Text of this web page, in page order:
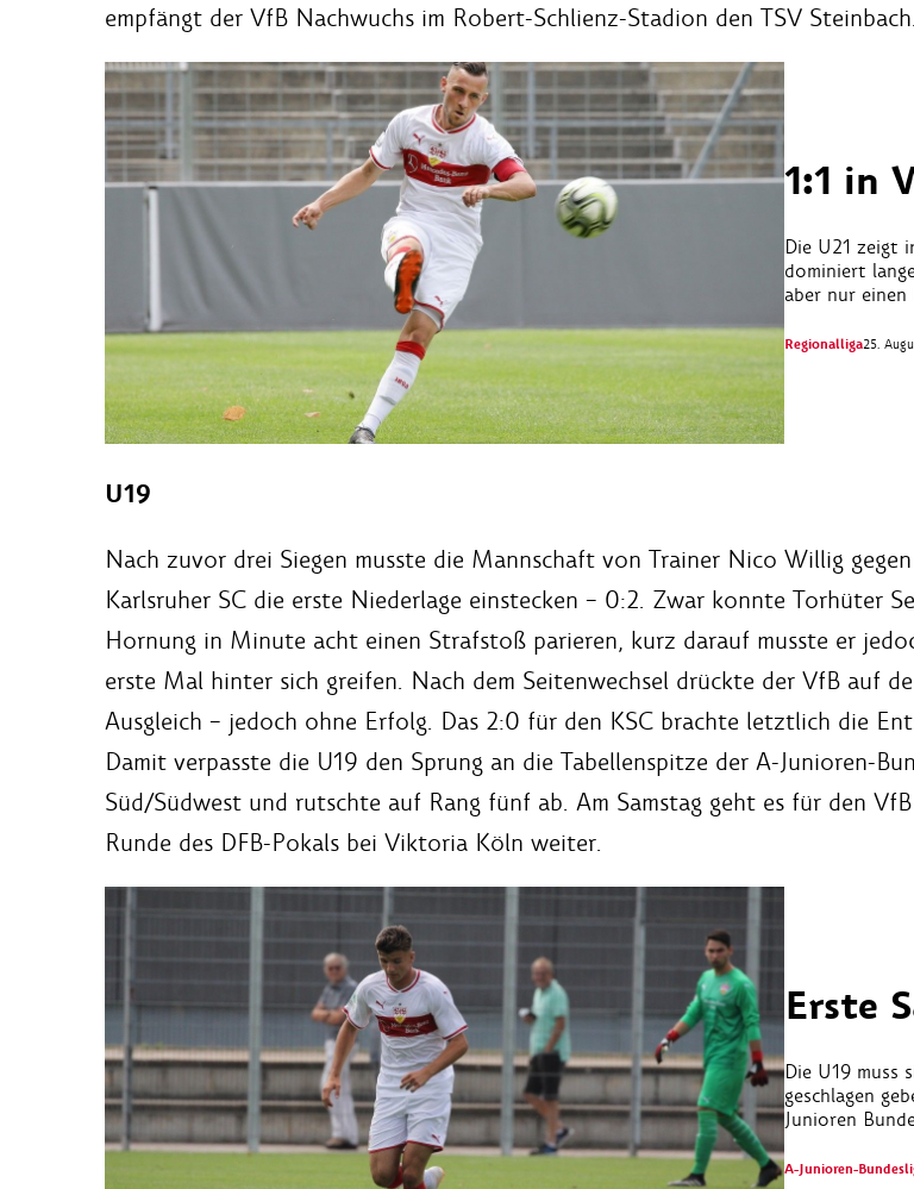
empfängt der VfB Nachwuchs im Robert-Schlienz-Stadion den TSV Steinbach.
1:1 in
Die U21 zeigt
dominiert
aber nur
Regionalliga25.
U19
Nach zuvor drei Siegen musste die Mannschaft von Trainer Nico Willig
Karlsruher SC die erste Niederlage einstecken – 0:2. Zwar konnte Torhüter
Hornung in Minute acht einen Strafstoß parieren, kurz darauf musste er
erste Mal hinter sich greifen. Nach dem Seitenwechsel drückte der VfB auf
Ausgleich – jedoch ohne Erfolg. Das 2:0 für den KSC brachte letztlich die
Damit verpasste die U19 den Sprung an die Tabellenspitze der A-Junioren-
Süd/Südwest und rutschte auf Rang fünf ab. Am Samstag geht es für den
Runde des DFB-Pokals bei Viktoria Köln weiter.
Erste
Die U19 muss
geschlagen
Junioren
A-Junioren-